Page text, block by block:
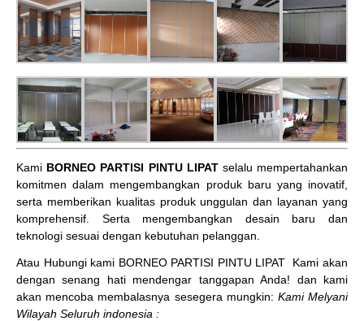
Kami BORNEO PARTISI PINTU LIPATselalu mempertahankan
komitmen dalam mengembangkan produk baru yang inovatif,
serta memberikan kualitas produk unggulan dan layanan yang
komprehensif. Serta mengembangkan desain baru dan
teknologi sesuai dengan kebutuhan pelanggan.
Atau Hubungi kami BORNEO PARTISI PINTU LIPAT
Kami akan
dengan senang hati mendengar tanggapan Anda! dan kami
akan mencoba membalasnya sesegera mungkin: Kami Melyani
Wilayah Seluruh indonesia :